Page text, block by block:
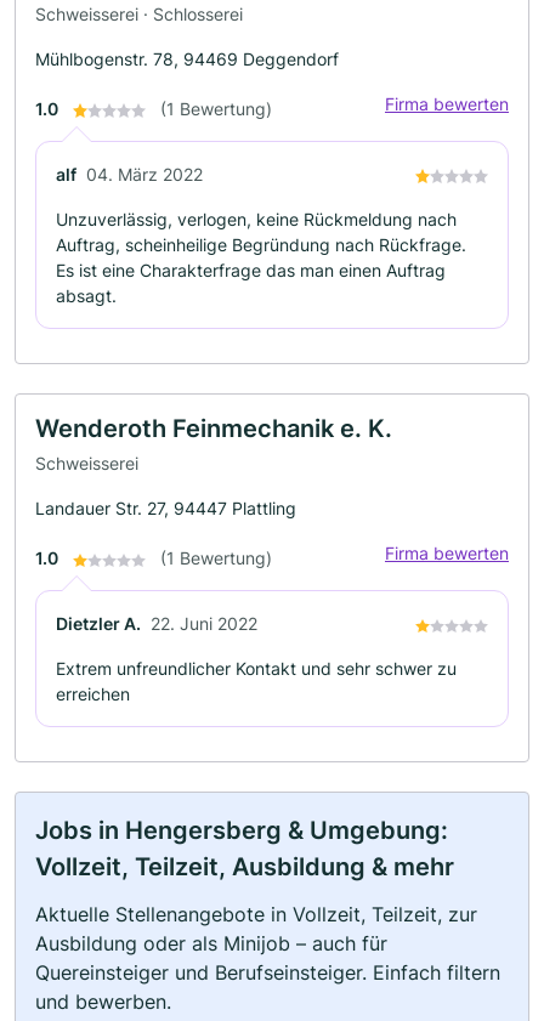
Schweisserei · Schlosserei
Mühlbogenstr. 78, 94469 Deggendorf
1.0 (1 Bewertung) Firma bewerten
alf 04. März 2022
Unzuverlässig, verlogen, keine Rückmeldung nach
Auftrag, scheinheilige Begründung nach Rückfrage.
Es ist eine Charakterfrage das man einen Auftrag
absagt.
Wenderoth Feinmechanik e. K.
Schweisserei
Landauer Str. 27, 94447 Plattling
1.0 (1 Bewertung) Firma bewerten
Dietzler A. 22. Juni 2022
Extrem unfreundlicher Kontakt und sehr schwer zu
erreichen
Jobs in Hengersberg & Umgebung:
Vollzeit, Teilzeit, Ausbildung & mehr
Aktuelle Stellenangebote in Vollzeit, Teilzeit, zur
Ausbildung oder als Minijob – auch für
Quereinsteiger und Berufseinsteiger. Einfach filtern
und bewerben.